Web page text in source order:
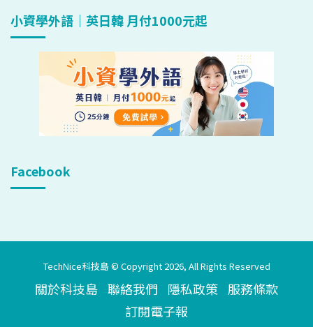
小資學外語｜英日韓 月付1000元起
Facebook
TechNice科技島 © Copyright 2026, All Rights Reserved
關於科技島 聯絡我們 隱私政策 服務條款
訂閱電子報